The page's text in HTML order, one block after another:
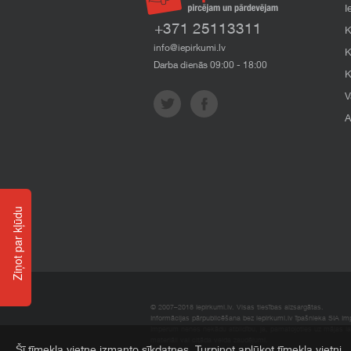
+371 25113311
info@iepirkumi.lv
Darba dienās 09:00 - 18:00
© 2007–2018 Iepirkumi.lv. Visas tiesības aizsargātas.
Informācijas pārpublicēšana bez iepirkumi.lv īpašnieka SIA
Ziņot par kļūdu